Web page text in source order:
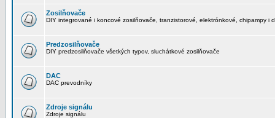
Zosilňovače
DIY integrované i koncové zosilňovače, tranzistorové, elektrónkové, chipampy i
Predzosilňovače
DIY predzosilňovače všetkých typov, sluchátkové zosilňovače
DAC
DAC prevodníky
Zdroje signálu
Zdroje signálu